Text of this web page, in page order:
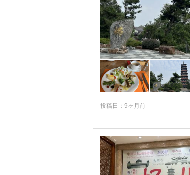
平遙
広東省
広西チワン族自治区
庫車
廬山
延吉
張家口
承徳
拉薩
揚州
投稿日：9ヶ月前